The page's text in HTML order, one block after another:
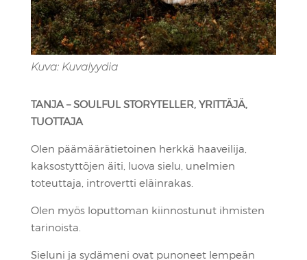
Kuva: Kuvalyydia
TANJA – SOULFUL STORYTELLER, YRITTÄJÄ,
TUOTTAJA
Olen päämäärätietoinen herkkä haaveilija,
kaksostyttöjen äiti, luova sielu, unelmien
toteuttaja, introvertti eläinrakas.
Olen myös loputtoman kiinnostunut ihmisten
tarinoista.
Sieluni ja sydämeni ovat punoneet lempeän